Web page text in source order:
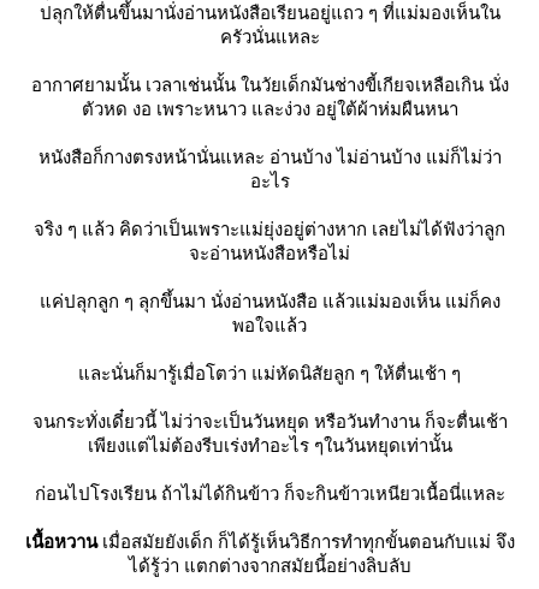
ปลุกให้ตื่นขึ้นมานั่งอ่านหนังสือเรียนอยู่แถว ๆ ที่แม่มองเห็นใน
ครัวนั่นแหละ
อากาศยามนั้น เวลาเช่นนั้น ในวัยเด็กมันช่างขี้เกียจเหลือเกิน นั่ง
ตัวหด งอ เพราะหนาว และง่วง อยู่ใต้ผ้าห่มผืนหนา
หนังสือก็กางตรงหน้านั่นแหละ อ่านบ้าง ไม่อ่านบ้าง แม่ก็ไม่ว่า
อะไร
จริง ๆ แล้ว คิดว่าเป็นเพราะแม่ยุ่งอยู่ต่างหาก เลยไม่ได้ฟังว่าลูก
จะอ่านหนังสือหรือไม่
ค่ปลุกลูก ๆ ลุกขึ้นมา นั่งอ่านหนังสือ แล้วแม่มองเห็น แม่ก็คง
พอใจแล้ว
ละนั่นก็มารู้เมื่อโตว่า แม่หัดนิสัยลูก ๆ ให้ตื่นเช้า ๆ
จนกระทั่งเดี๋ยวนี้ ไม่ว่าจะเป็นวันหยุด หรือวันทำงาน ก็จะตื่นเช้า
เพียงแต่ไม่ต้องรีบเร่งทำอะไร ๆในวันหยุดเท่านั้น
ก่อนไปโรงเรียน ถ้าไม่ได้กินข้าว ก็จะกินข้าวเหนียวเนื้อนี่แหละ
เนื้อหวานเมื่อสมัยยังเด็ก ก็ได้รู้เห็นวิธีการทำทุกขั้นตอนกับแม่ จึง
ได้รู้ว่า แตกต่างจากสมัยนี้อย่างลิบลับ